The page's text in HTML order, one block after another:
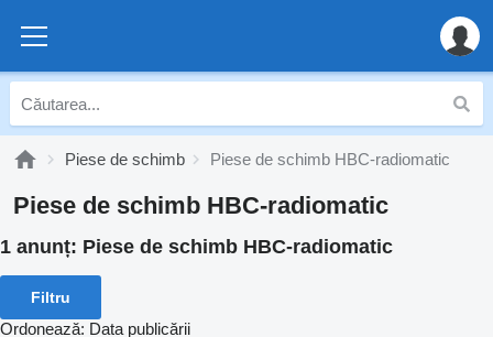
Piese de schimb Piese de schimb HBC-radiomatic
Piese de schimb HBC-radiomatic
1 anunț: Piese de schimb HBC-radiomatic
Filtru
Ordonează: Data publicării